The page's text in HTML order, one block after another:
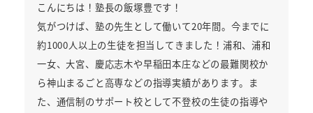
こんにちは！塾長の飯塚豊です！
気がつけば、塾の先生として働いて20年間。今までに
約1000人以上の生徒を担当してきました！浦和、浦和
一女、大宮、慶応志木や早稲田本庄などの最難関校か
ら神山まるごと高専などの指導実績があります。ま
た、通信制のサポート校として不登校の生徒の指導や